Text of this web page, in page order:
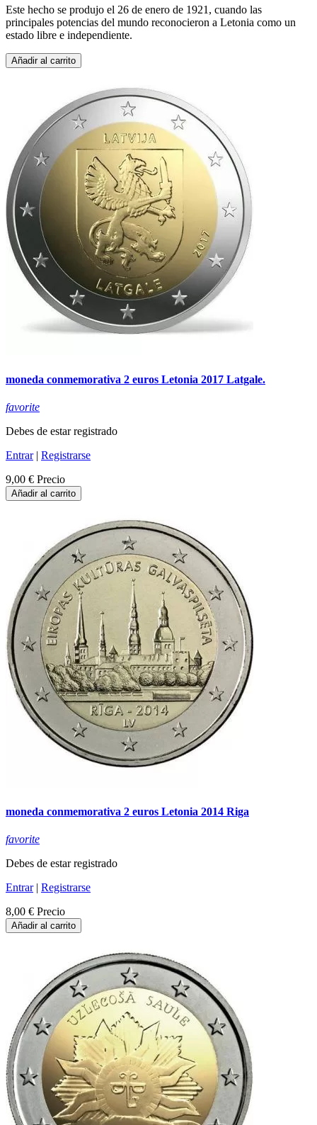
Este hecho se produjo el 26 de enero de 1921, cuando las
principales potencias del mundo reconocieron a Letonia como un
estado libre e independiente.
Añadir al carrito
moneda conmemorativa 2 euros Letonia 2017 Latgale.
favorite
Debes de estar registrado
Entrar| Registrarse
9,00 € Precio
Añadir al carrito
moneda conmemorativa 2 euros Letonia 2014 Riga
favorite
Debes de estar registrado
Entrar| Registrarse
8,00 € Precio
Añadir al carrito